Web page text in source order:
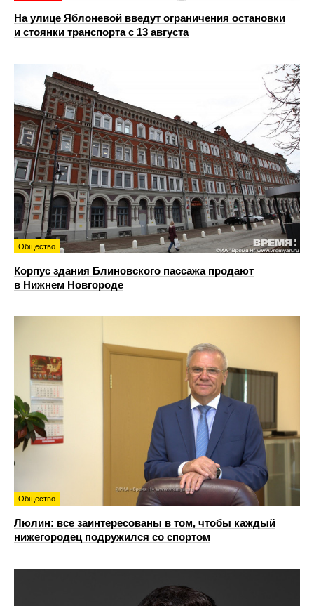
На улице Яблоневой введут ограничения остановки
и стоянки транспорта с 13 августа
Общество
Корпус здания Блиновского пассажа продают
в Нижнем Новгороде
Общество
Люлин: все заинтересованы в том, чтобы каждый
нижегородец подружился со спортом